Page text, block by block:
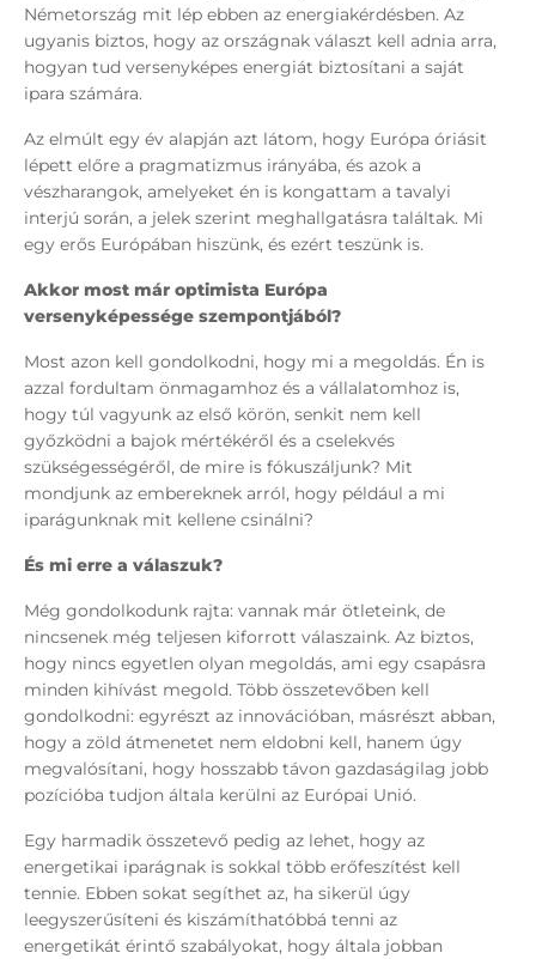
Németország mit lép ebben az energiakérdésben. Az
ugyanis biztos, hogy az országnak választ kell adnia arra,
hogyan tud versenyképes energiát biztosítani a saját
ipara számára.
Az elmúlt egy év alapján azt látom, hogy Európa óriásit
lépett előre a pragmatizmus irányába, és azok a
vészharangok, amelyeket én is kongattam a tavalyi
interjú során, a jelek szerint meghallgatásra találtak. Mi
egy erős Európában hiszünk, és ezért teszünk is.
Akkor most már optimista Európa
versenyképessége szempontjából?
Most azon kell gondolkodni, hogy mi a megoldás. Én is
azzal fordultam önmagamhoz és a vállalatomhoz is,
hogy túl vagyunk az első körön, senkit nem kell
győzködni a bajok mértékéről és a cselekvés
szükségességéről, de mire is fókuszáljunk? Mit
mondjunk az embereknek arról, hogy például a mi
iparágunknak mit kellene csinálni?
És mi erre a válaszuk?
Még gondolkodunk rajta: vannak már ötleteink, de
nincsenek még teljesen kiforrott válaszaink. Az biztos,
hogy nincs egyetlen olyan megoldás, ami egy csapásra
minden kihívást megold. Több összetevőben kell
gondolkodni: egyrészt az innovációban, másrészt abban,
hogy a zöld átmenetet nem eldobni kell, hanem úgy
megvalósítani, hogy hosszabb távon gazdaságilag jobb
pozícióba tudjon általa kerülni az Európai Unió.
Egy harmadik összetevő pedig az lehet, hogy az
energetikai iparágnak is sokkal több erőfeszítést kell
tennie. Ebben sokat segíthet az, ha sikerül úgy
leegyszerűsíteni és kiszámíthatóbbá tenni az
energetikát érintő szabályokat, hogy általa jobban